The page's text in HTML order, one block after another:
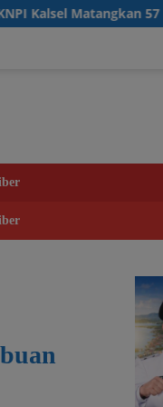
57 Program Kerja